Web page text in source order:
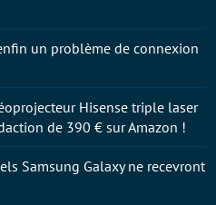
un problème de connexion
Hisense triple laser
de 390 € sur Amazon !
Samsung Galaxy ne recevront